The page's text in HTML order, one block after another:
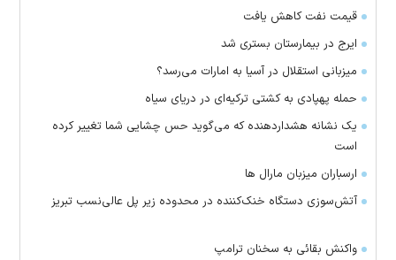
قیمت نفت کاهش یافت
ایرج در بیمارستان بستری شد
میزبانی استقلال در آسیا به امارات می‌رسد؟
حمله پهپادی به کشتی ترکیه‌ای در دریای سیاه
یک نشانه هشداردهنده که می‌گوید حس چشایی شما تغییر کرده
است
ارسباران میزبان مارال ها
آتش‌سوزی دستگاه خنک‌کننده در محدوده زیر پل عالی‌نسب تبریز
واکنش بقائی به سخنان ترامپ